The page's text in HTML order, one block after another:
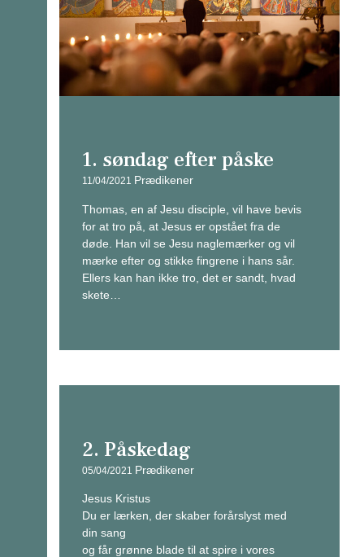
1. søndag efter påske
11/04/2021 Prædikener
Thomas, en af Jesu disciple, vil have bevis
for at tro på, at Jesus er opstået fra de
døde. Han vil se Jesu naglemærker og vil
mærke efter og stikke fingrene i hans sår.
Ellers kan han ikke tro, det er sandt, hvad
skete…
2. Påskedag
05/04/2021 Prædikener
Jesus Kristus
Du er lærken, der skaber forårslyst med
din sang
og får grønne blade til at spire i vores